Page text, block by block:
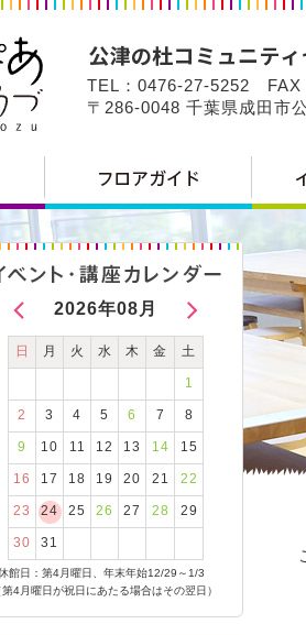
TEL：0476-27-5252 FAX
〒286-0048 千葉県成田市
2026年08月
日 月 火 水 木 金 土
1
2 3 4 5 6 7 8
9 10 11 12 13 14 15
16 17 18 19 20 21 22
23 24 25 26 27 28 29
30 31
館日：第4月曜日、年末年始12/29～1/3
第4月曜日が祝日にあたる場合はその翌日）